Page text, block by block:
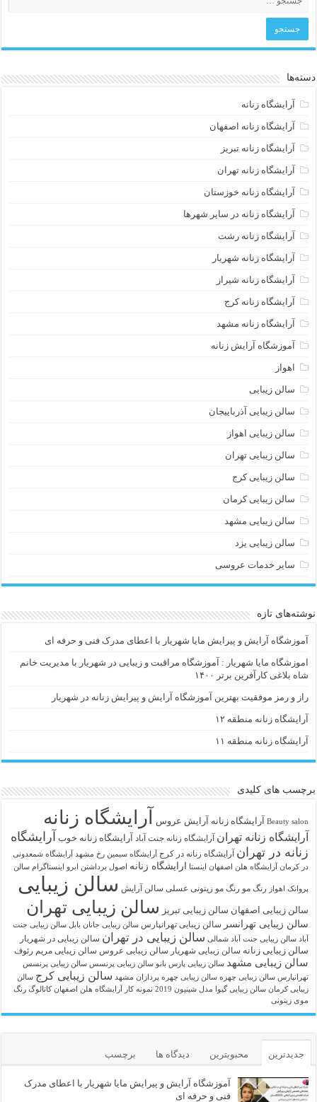
دسته‌ها
آرایشگاه زنانه
آرایشگاه زنانه اصفهان
آرایشگاه زنانه تبریز
آرایشگاه زنانه تهران
آرایشگاه زنانه خوزستان
آرایشگاه زنانه در سایر شهرها
آرایشگاه زنانه رشت
آرایشگاه زنانه شهریار
آرایشگاه زنانه شیراز
آرایشگاه زنانه کرج
آرایشگاه زنانه مشهد
آموزشگاه آرایش زنانه
اهواز
سالن زیبایی
سالن زیبایی آذرباییجان
سالن زیبایی اهواز
سالن زیبایی تهران
سالن زیبایی کرج
سالن زیبایی کرمان
سالن زیبایی مشهد
سالن زیبایی یزد
سایر خدمات عروسی
نوشته‌های تازه
آموزشگاه آرایش و پیرایش مایا شهریار با اعطای مدرک فنی و حرفه ای
اموزشگاه مایا شهریار : آموزشگاه مراقبت و زیبایی در شهریار با مدیریت خانم
شاه بلاغی کارآفرین برتر ۱۴۰۰
راز و رمز موفقیت بهترین آموزشگاه آرایش و پیرایش زنانه در شهریار
آرایشگاه زنانه منطقه ۱۲
آرایشگاه زنانه منطقه ۱۱
برچسب های کلیدی
Beauty salon آرايشگاه زنانه آرایش عروس آرایشگاه زنانه
آرایشگاه زنانه تهران آرایشگاه زنانه جنت آباد آرایشگاه زنانه خوب آرایشگاه
زنانه در تهران آرایشگاه زنانه در کرج آرایشگاه سیمین رخ مشهد
آرایشگاه شمعدونی
در کرمان آرایشگاه هلن اصفهان اینستا ارایشگاه زنانه اصول برداشتن ابرو اینستاگرام سالن
پروانک اهواز رنگ مو رنگ مو زیتونی عسلی سالن آرایش سالن زیبایی
سالن زیبایی اصفهان سالن زیبایی تبریز سالن زیبایی تهران
سالن زیبایی تهرانسر سالن زیبایی تهرانپارس سالن زیبایی جانان بابل سالن زیبایی جنت
آباد سالن زیبایی جنت آباد شمالی سالن زیبایی در تهران سالن زیبایی در شهریار
سالن زیبایی زنانه سالن زیبایی شهریار سالن زیبایی عروس سالن زیبایی مریم رئوف
سالن زیبایی مشهد سالن زیبایی پارس بانو سالن زیبایی پرنسس سالن زیبایی پرنسس
تهرانپارس سالن زیبایی چهره سالن زیبایی چهره پردازان مشهد سالن زیبایی کرج سالن
زیبایی کرمان سالن زیبایی گیوا مدل شینیون 2019 نمونه کار آرایشگاه هلن اصفهان کاتالوگ رنگ
موی زیتونی
جدیدترین محبوبترین دیدگاه ها برچسب
آموزشگاه آرایش و پیرایش مایا شهریار با اعطای مدرک
فنی و حرفه ای